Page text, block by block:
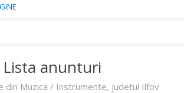
Lista anunturi
din Muzica / Instrumente, judetul Ilfov